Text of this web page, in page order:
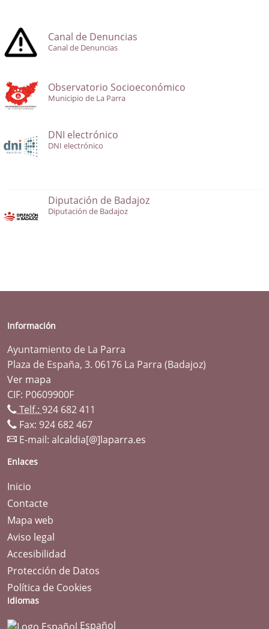
Canal de Denuncias
Canal de Denuncias
Observatorio Socioeconómico
Municipio de La Parra
DNI electrónico
DNI electrónico
Diputación de Badajoz
Diputación de Badajoz
Información
Ayuntamiento de La Parra
Plaza de España, 3. 06176 La Parra (Badajoz)
Ver mapa
CIF: P0609900F
Telf.: 924 682 411
Fax: 924 682 467
E-mail: alcaldia[@]laparra.es
Enlaces
Inicio
Contacte
Mapa web
Aviso legal
Accesibilidad
Protección de Datos
Política de Cookies
Idiomas
Español